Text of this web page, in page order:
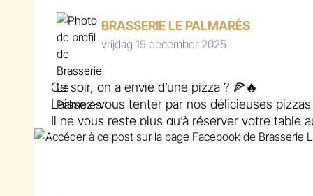
BRASSERIE LE PALMARÈS
vrijdag 19 december 2025
Ce soir, on a envie d’une pizza ? 🍕🔥
Laissez-vous tenter par nos délicieuses
Il ne vous reste plus qu’à réserver votre table